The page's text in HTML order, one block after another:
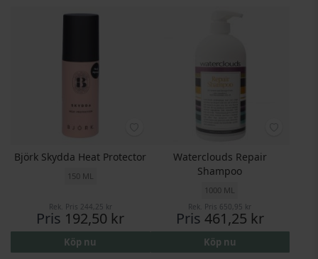
Björk Skydda Heat Protector
150 ML
Rek. Pris 244,25 kr
Pris 192,50 kr
Köp nu
Waterclouds Repair
Shampoo
1000 ML
Rek. Pris 650,95 kr
Pris 461,25 kr
Köp nu